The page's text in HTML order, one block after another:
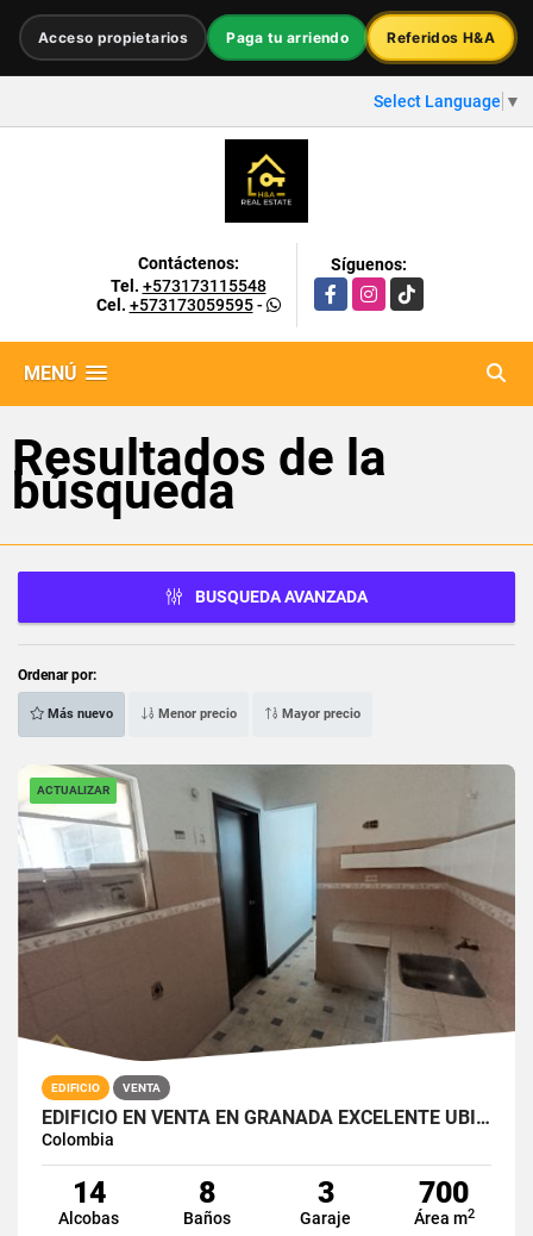
Acceso propietarios Paga tu arriendo Referidos H&A
Select Language ▼
Contáctenos:
Tel. +573173115548
Cel. +573173059595-
Síguenos:
FacebookInstagram
TikTok
MENÚ
Resultados de la
búsqueda
BUSQUEDA AVANZADA
Ordenar por:
Más nuevo Menor precio Mayor precio
ACTUALIZAR
EDIFICIO VENTA
EDIFICIO EN VENTA EN GRANADA EXCELENTE UBICACION
Colombia
14
Alcobas
8
Baños
3
Garaje
700
Área m2